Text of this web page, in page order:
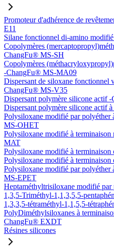
Promoteur d'adhérence de
E11
Silane fonctionnel di-amino
Copolymères
ChangFu® MS-SH
Copolymères
-ChangFu® MS-MA09
Dispersant de siloxane
ChangFu® MS-V35
Dispersant polymère silicone actif
Dispersant polymère silicone actif
Polysiloxane modifié par
MS-OHET
Polysiloxane modifié à
MAT
Polysiloxane modifié à
Polysiloxane modifié à
Polysiloxane modifié par
MS-EPET
Heptaméthyltrisiloxane modifié
1,3,5-Triméthyl-1,1,3,5,5-
1,3,3,5-tétraméthyl-1,1,5,5-
PolyDiméthylsiloxanes à
ChangFu® EXDT
Résines silicones